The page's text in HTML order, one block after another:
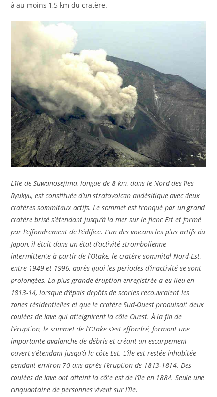
à au moins 1,5 km du cratère.
L’île de Suwanosejima, longue de 8 km, dans le Nord des îles
Ryukyu, est constituée d’un stratovolcan andésitique avec deux
cratères sommitaux actifs. Le sommet est tronqué par un grand
cratère brisé s’étendant jusqu’à la mer sur le flanc Est et formé
par l’effondrement de l’édifice. L’un des volcans les plus actifs du
Japon, il était dans un état d’activité strombolienne
intermittente à partir de l’Otake, le cratère sommital Nord-Est,
entre 1949 et 1996, après quoi les périodes d’inactivité se sont
prolongées. La plus grande éruption enregistrée a eu lieu en
1813-14, lorsque d’épais dépôts de scories recouvraient les
zones résidentielles et que le cratère Sud-Ouest produisait deux
coulées de lave qui atteignirent la côte Ouest. À la fin de
l’éruption, le sommet de l’Otake s’est effondré, formant une
importante avalanche de débris et créant un escarpement
ouvert s’étendant jusqu’à la côte Est. L’île est restée inhabitée
pendant environ 70 ans après l’éruption de 1813-1814. Des
coulées de lave ont atteint la côte est de l’île en 1884. Seule une
cinquantaine de personnes vivent sur l’île.